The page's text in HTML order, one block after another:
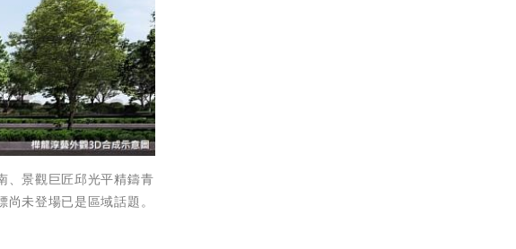
、景觀巨匠邱光平精鑄青
未登場已是區域話題。